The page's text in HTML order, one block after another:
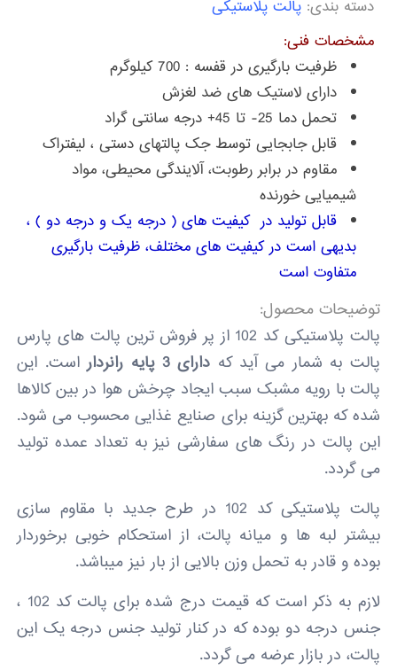
دسته بندی: پالت پلاستیکی
مشخصات فنی:
ظرفیت بارگیری در قفسه : 700 کیلوگرم
دارای لاستیک های ضد لغزش
تحمل دما 25- تا 45+ درجه سانتی گراد
قابل جابجایی توسط جک پالتهای دستی ، لیفتراک
مقاوم در برابر رطوبت، آلایندگی محیطی، مواد
شیمیایی خورنده
قابل تولید در کیفیت های ( درجه یک و درجه دو ) ،
بدیهی است در کیفیت های مختلف، ظرفیت بارگیری
متفاوت است
توضیحات محصول:
پالت پلاستیکی کد 102 از پر فروش ترین پالت های پارس
پالت به شمار می آید که دارای 3 پایه رانردار
است. این
پالت با رویه مشبک سبب ایجاد چرخش هوا در بین کالاها
شده که بهترین گزینه برای صنایع غذایی محسوب می شود.
این پالت در رنگ های سفارشی نیز به تعداد عمده تولید
می گردد.
پالت پلاستیکی کد 102 در طرح جدید با مقاوم سازی
بیشتر لبه ها و میانه پالت، از استحکام خوبی برخوردار
بوده و قادر به تحمل وزن بالایی از بار نیز میباشد.
لازم به ذکر است که قیمت درج شده برای پالت کد 102 ،
جنس درجه دو بوده که در کنار تولید جنس درجه یک این
پالت، در بازار عرضه می گردد.